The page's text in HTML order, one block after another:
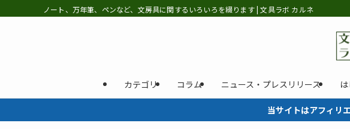
ノート、万年筆、ペンなど、文房具に関するいろいろを綴ります | 文具ラボ カルネ
カテゴリ コラム ニュース・プレスリリース
当サイトはアフィリ